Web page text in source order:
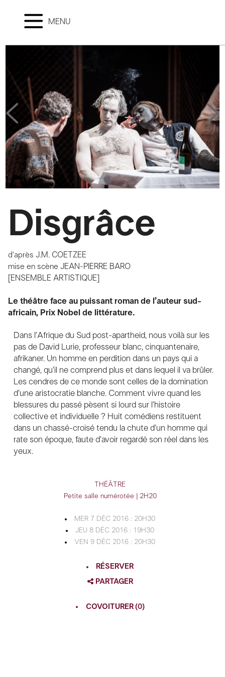
MENU
Disgrâce
d’aprèsJ.M. COETZEE
mise en scèneJEAN-PIERRE BARO
[ENSEMBLE ARTISTIQUE]
Le théâtre face au puissant roman de l’auteur sud-
africain, Prix Nobel de littérature.
Dans l’Afrique du Sud post-apartheid, nous voilà sur les
pas de David Lurie, professeur blanc, cinquantenaire,
afrikaner. Un homme en perdition dans un pays qui a
changé, qu’il ne comprend plus et dans lequel il va brûler.
Les cendres de ce monde sont celles de la domination
d’une aristocratie blanche. Comment vivre quand les
blessures du passé pèsent si lourd sur l’histoire
collective et individuelle ? Huit comédiens restituent
dans un chassé-croisé tendu la chute d’un homme qui
rate son époque, faute d’avoir regardé son réel dans les
yeux.
THÉÂTRE
Petite salle numérotée | 2H20
MER 7 DÉC 2016 : 20H30
JEU 8 DÉC 2016 : 19H30
VEN 9 DÉC 2016 : 20H30
RÉSERVER
PARTAGER
COVOITURER(0)